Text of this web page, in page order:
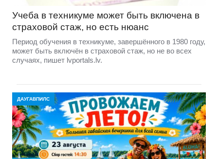
Учеба в техникуме может быть включена в
страховой стаж, но есть нюанс
Период обучения в техникуме, завершённого в 1980 году,
может быть включён в страховой стаж, но не во всех
случаях, пишет lvportals.lv.
ДАУГАВПИЛС